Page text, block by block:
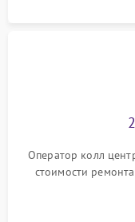
Оператор колл
стоимости